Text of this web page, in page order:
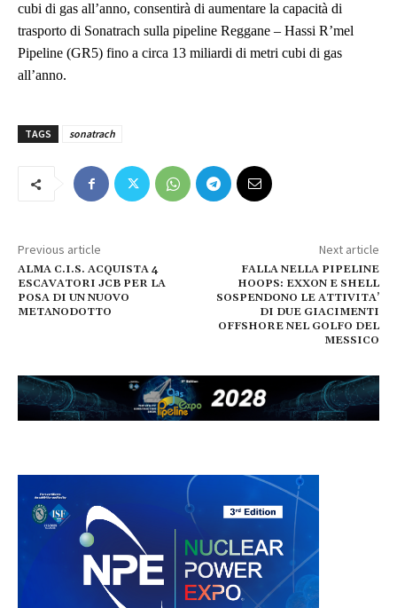
cubi di gas all’anno, consentirà di aumentare la capacità di
trasporto di Sonatrach sulla pipeline Reggane – Hassi R’mel
Pipeline (GR5) fino a circa 13 miliardi di metri cubi di gas
all’anno.
TAGS sonatrach
Previous article
ALMA C.I.S. ACQUISTA 4
ESCAVATORI JCB PER LA
POSA DI UN NUOVO
METANODOTTO
Next article
FALLA NELLA PIPELINE
HOOPS: EXXON E SHELL
SOSPENDONO LE ATTIVITA’
DI DUE GIACIMENTI
OFFSHORE NEL GOLFO DEL
MESSICO